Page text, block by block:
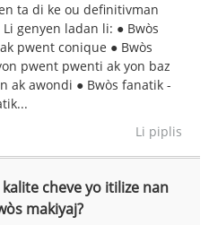
ta di ke ou definitivman
genyen ladan li: ● Bwòs
pwent conique ● Bwòs
pwent pwenti ak yon baz
ak awondi ● Bwòs fanatik -
Li piplis
kalite cheve yo itilize nan
makiyaj?